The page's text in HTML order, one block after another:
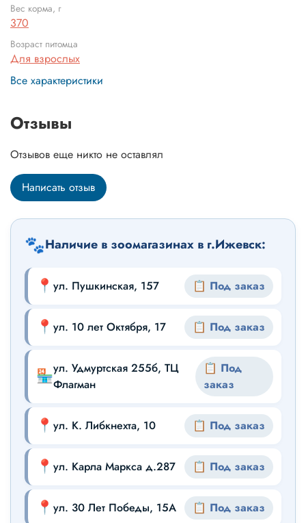
Вес корма, г
370
Возраст питомца
Для взрослых
Все характеристики
Отзывы
Отзывов еще никто не оставлял
Написать отзыв
🐾Наличие в зоомагазинах в г.Ижевск:
📍 ул. Пушкинская, 157 📋 Под заказ
📍 ул. 10 лет Октября, 17 📋 Под заказ
🏪ул. Удмуртская 255б, ТЦ
Флагман
📋 Под
заказ
📍 ул. К. Либкнехта, 10 📋 Под заказ
📍 ул. Карла Маркса д.287 📋 Под заказ
📍 ул. 30 Лет Победы, 15А 📋 Под заказ